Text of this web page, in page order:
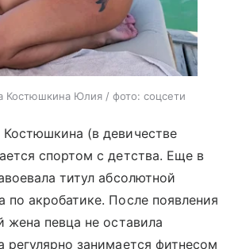
Костюшкина Юлия / фото: соцсети
(в девичестве
спортом с детства. Еще в
титул абсолютной
по акробатике. После появления
жена певца не оставила
регулярно занимается фитнесом